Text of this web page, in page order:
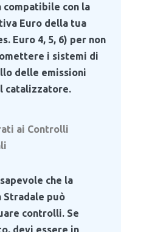
compatibile con la
Euro della tua
Euro 4, 5, 6) per non
i sistemi di
delle emissioni
catalizzatore.
ai Controlli
che la
Stradale può
controlli. Se
devi essere in